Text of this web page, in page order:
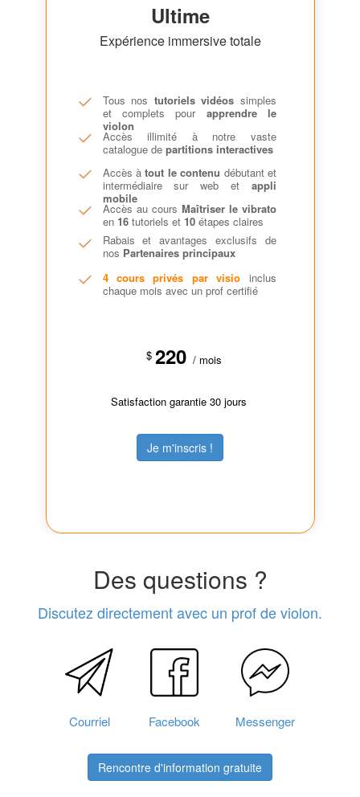
Ultime
Expérience immersive totale
Tous nos tutoriels vidéos simples
et complets pour apprendre le
violon
Accès illimité à notre vaste
catalogue de partitions interactives
Accès àtout le contenu débutant et
intermédiaire sur web et appli
mobile
Accès au cours Maîtriser le vibrato
en 16tutoriels et 10étapes claires
Rabais et avantages exclusifs de
nos Partenaires principaux
4 cours privés par visio inclus
chaque mois avec un prof certifié
$ 220/ mois
Satisfaction garantie 30 jours
Je m'inscris !
Des questions ?
Discutez directement avec un prof de violon.
Courriel Facebook Messenger
Rencontre d'information gratuite